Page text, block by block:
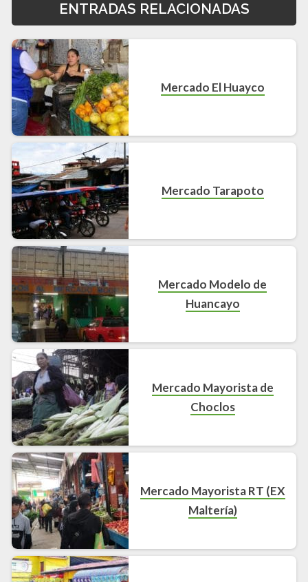
ENTRADAS RELACIONADAS
Mercado El Huayco
Mercado Tarapoto
Mercado Modelo de
Huancayo
Mercado Mayorista de
Choclos
Mercado Mayorista RT (EX
Maltería)